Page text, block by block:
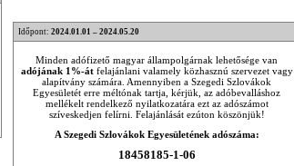
Időpont: 2024.01.01 – 2024.05.20
Minden adófizető magyar állampolgárnak lehetősége van
adójának 1%-átfelajánlani valamely közhasznú szervezet vagy
alapítvány számára. Amennyiben a Szegedi Szlovákok
Egyesületét erre méltónak tartja, kérjük, az adóbevalláshoz
mellékelt rendelkező nyilatkozatára ezt az adószámot
szíveskedjen felírni. Felajánlását ezúton köszönjük!
A Szegedi Szlovákok Egyesületének adószáma:
18458185-1-06